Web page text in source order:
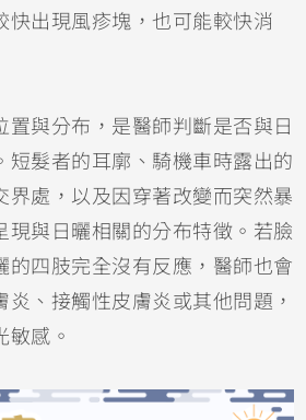
快出現風疹塊，也可能較快消
置與分布，是醫師判斷是否與日
短髮者的耳廓、騎機車時露出的
界處，以及因穿著改變而突然暴
現與日曬相關的分布特徵。若臉
的四肢完全沒有反應，醫師也會
、 接觸性皮膚炎 或其他問題，
敏感。